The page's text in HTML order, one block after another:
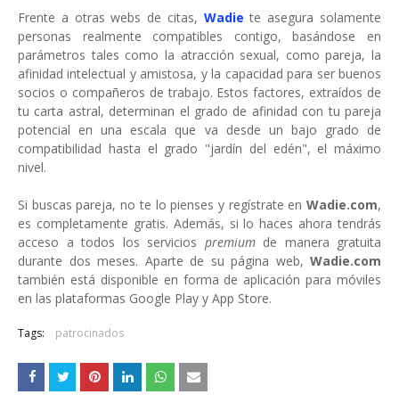
Frente a otras webs de citas, Wadie te asegura solamente
personas realmente compatibles contigo, basándose en
parámetros tales como la atracción sexual, como pareja, la
afinidad intelectual y amistosa, y la capacidad para ser buenos
socios o compañeros de trabajo. Estos factores, extraídos de
tu carta astral, determinan el grado de afinidad con tu pareja
potencial en una escala que va desde un bajo grado de
compatibilidad hasta el grado "jardín del edén", el máximo
nivel.
Si buscas pareja, no te lo pienses y regístrate en Wadie.com,
es completamente gratis. Además, si lo haces ahora tendrás
acceso a todos los servicios premium de manera gratuita
durante dos meses. Aparte de su página web, Wadie.com
también está disponible en forma de aplicación para móviles
en las plataformas Google Play y App Store.
Tags: patrocinados